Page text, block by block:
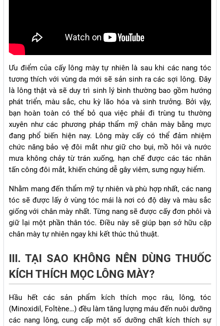
Ưu điểm của cấy lông mày tự nhiên là sau khi các nang tóc
tương thích với vùng da mới sẽ sản sinh ra các sợi lông. Đây
là lông thật và sẽ duy trì sinh lý bình thường bao gồm hướng
phát triển, màu sắc, chu kỳ lão hóa và sinh trưởng. Bởi vậy,
bạn hoàn toàn có thể bỏ qua việc phải đi trùng tu thường
xuyên như các phương pháp thẩm mỹ chân mày bằng mực
đang phổ biến hiện nay. Lông mày cấy có thể đảm nhiệm
chức năng bảo vệ đôi mắt như giữ cho bụi, mồ hôi và nước
mưa không chảy từ trán xuống, hạn chế được các tác nhân
tấn công đôi mắt, khiến chúng dễ gây viêm, sưng nguy hiểm.
Nhằm mang đến thẩm mỹ tự nhiên và phù hợp nhất, các nang
tóc sẽ được lấy ở vùng tóc mái là nơi có độ dày và màu sắc
giống với chân mày nhất. Từng nang sẽ được cấy đơn phôi và
giữ lại một phần thân tóc. Điều này sẽ giúp bạn sở hữu cặp
chân mày tự nhiên ngay khi kết thúc thủ thuật.
III. TẠI SAO KHÔNG NÊN DÙNG THUỐC
KÍCH THÍCH MỌC LÔNG MÀY?
Hầu hết các sản phẩm kích thích mọc râu, lông, tóc
(Minoxidil, Foltène…) đều làm tăng lượng máu đến nuôi dưỡng
các nang lông, cung cấp một số dưỡng chất kích thích sự